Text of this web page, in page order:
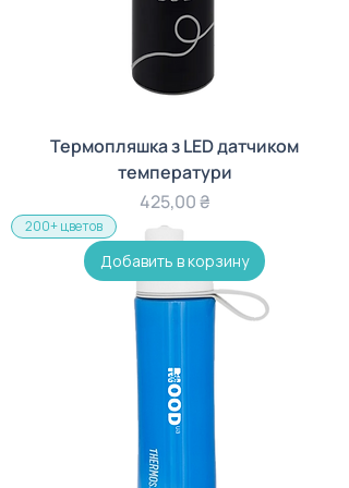
Термопляшка з LED датчиком
температури
Цена
425,00 ₴
Добавить в корзину
200+ цветов